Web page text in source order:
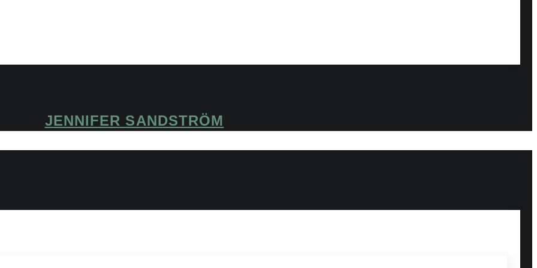
JENNIFER SANDSTRÖM